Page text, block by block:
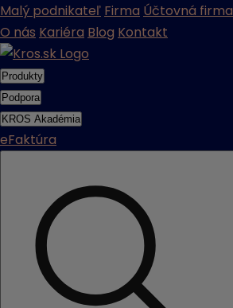
Malý podnikateľ Firma Účtovná firma
O nás Kariéra Blog Kontakt
Produkty
Podpora
KROS Akadémia
eFaktúra